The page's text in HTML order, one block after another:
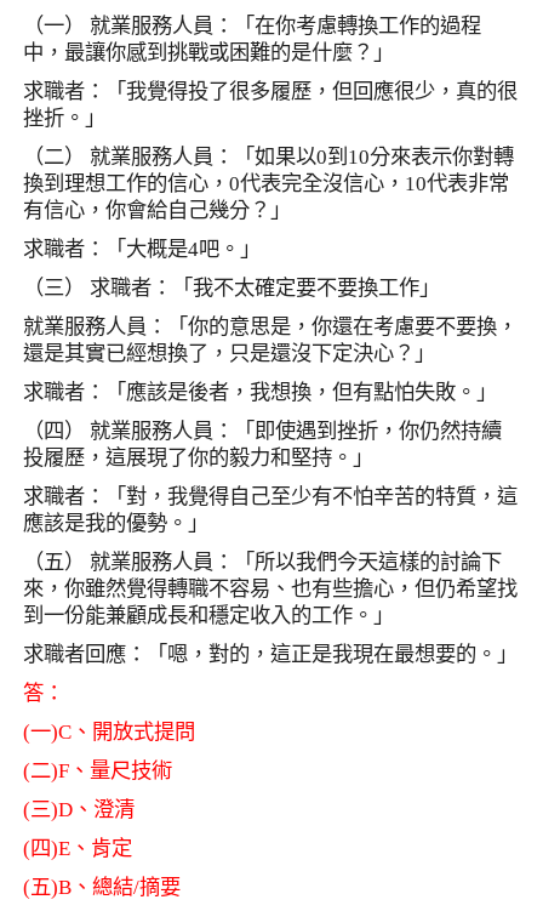
（一） 就業服務人員：「在你考慮轉換工作的過程
中，最讓你感到挑戰或困難的是什麼？」
求職者：「我覺得投了很多履歷，但回應很少，真的很
挫折。」
（二） 就業服務人員：「如果以0到 10分來表示你對轉
換到理想工作的信心， 0代表完全沒信心， 10代表非常
有信心，你會給自己幾分？」
求職者：「大概是4吧。」
（三） 求職者：「我不太確定要不要換工作」
就業服務人員：「你的意思是，你還在考慮要不要換，
還是其實已經想換了，只是還沒下定決心？」
求職者：「應該是後者，我想換，但有點怕失敗。」
（四） 就業服務人員：「即使遇到挫折，你仍然持續
投履歷，這展現了你的毅力和堅持。」
求職者：「對，我覺得自己至少有不怕辛苦的特質，這
應該是我的優勢。」
（五） 就業服務人員：「所以我們今天這樣的討論下
來，你雖然覺得轉職不容易、也有些擔心，但仍希望找
到一份能兼顧成長和穩定收入的工作。」
求職者回應：「嗯，對的，這正是我現在最想要的。」
答：
(一)C、開放式提問
(二)F、量尺技術
(三)D、澄清
(四)E、肯定
(五)B、總結/摘要